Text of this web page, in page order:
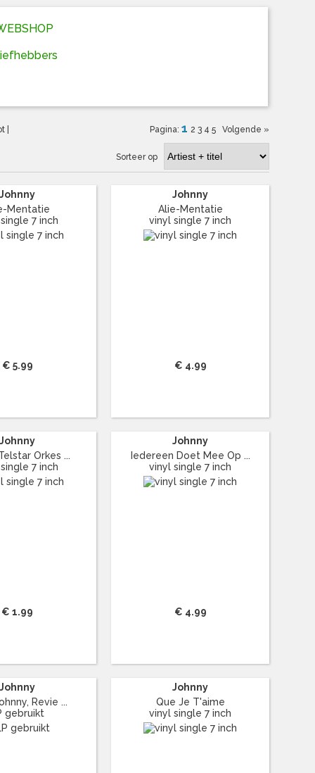
Pagina:1 23 45 Volgende »
Sorteer op
Johnny
Mentatie
7 inch
€ 5.99
Johnny
Alie-Mentatie
vinyl single 7 inch
€ 4.99
Johnny
Orkes ...
7 inch
€ 1.99
Johnny
Iedereen Doet Mee Op ...
vinyl single 7 inch
€ 4.99
Johnny
Revie ...
gebruikt
Johnny
Que Je T'aime
vinyl single 7 inch